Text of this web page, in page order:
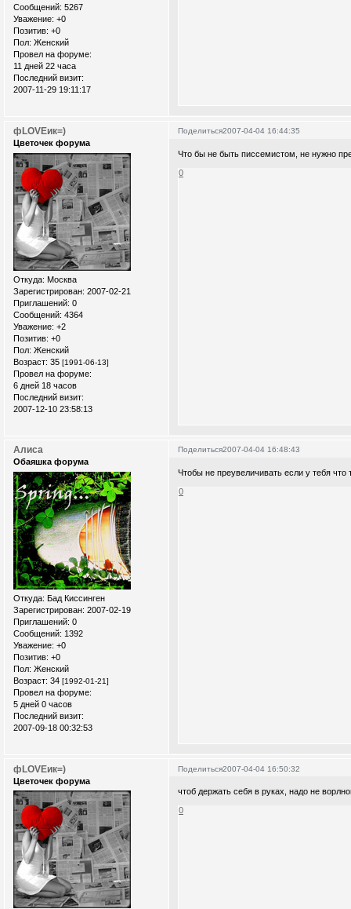
Сообщений: 5267
Уважение: +0
Позитив: +0
Пол: Женский
Провел на форуме:
11 дней 22 часа
Последний визит:
2007-11-29 19:11:17
Поделиться2007-04-04 16:44:35
фLOVEик=)
Цветочек форума
Откуда: Москва
Зарегистрирован: 2007-02-21
Приглашений: 0
Сообщений: 4364
Уважение: +2
Позитив: +0
Пол: Женский
Возраст: 35 [1991-06-13]
Провел на форуме:
6 дней 18 часов
Последний визит:
2007-12-10 23:58:13
Что бы не быть писсемистом, не нужно
0
Поделиться2007-04-04 16:48:43
Алиса
Обаяшка форума
Откуда: Бад Киссинген
Зарегистрирован: 2007-02-19
Приглашений: 0
Сообщений: 1392
Уважение: +0
Позитив: +0
Пол: Женский
Возраст: 34 [1992-01-21]
Провел на форуме:
5 дней 0 часов
Последний визит:
2007-09-18 00:32:53
Чтобы не преувеличивать если у тебя
0
Поделиться2007-04-04 16:50:32
фLOVEик=)
Цветочек форума
чтоб держать себя в руках, надо не
0